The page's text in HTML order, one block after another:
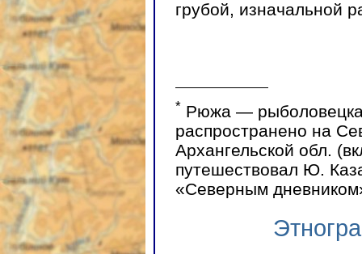
грубой, изначальной
* Рюжа —
распространено на
Архангельской обл.
путешествовал Ю.
«Северным